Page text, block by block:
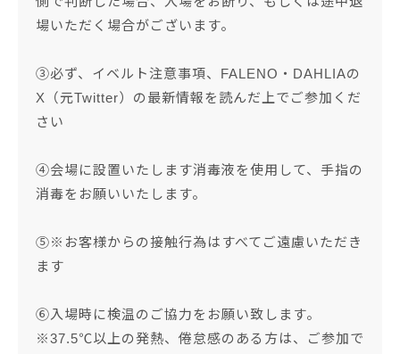
場いただく場合がございます。
③必ず、イベルト注意事項、FALENO・DAHLIAの
X（元Twitter）の最新情報を読んだ上でご参加くだ
さい
④会場に設置いたします消毒液を使用して、手指の
消毒をお願いいたします。
⑤※お客様からの接触行為はすべてご遠慮いただき
ます
⑥入場時に検温のご協力をお願い致します。
※37.5℃以上の発熱、倦怠感のある方は、ご参加で